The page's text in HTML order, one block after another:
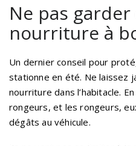
Ne pas garder
nourriture à
Un dernier conseil pour
stationne en été. Ne laissez
nourriture dans l’habitacle.
rongeurs, et les rongeurs,
dégâts au véhicule.